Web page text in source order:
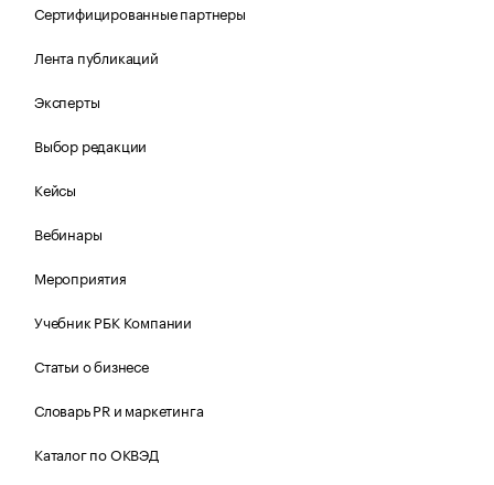
Сертифицированные партнеры
Лента публикаций
Эксперты
Выбор редакции
Кейсы
Вебинары
Мероприятия
Учебник РБК Компании
Статьи о бизнесе
Словарь PR и маркетинга
Каталог по ОКВЭД